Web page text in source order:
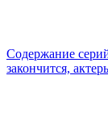
Содержание
закончится,